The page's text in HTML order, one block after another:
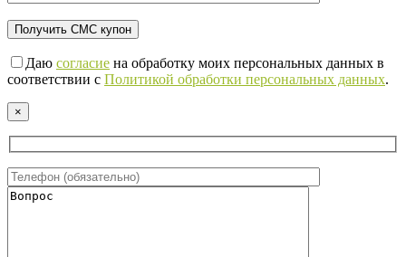
Даю согласие на обработку моих персональных данных в
соответствии с Политикой обработки персональных данных.
×